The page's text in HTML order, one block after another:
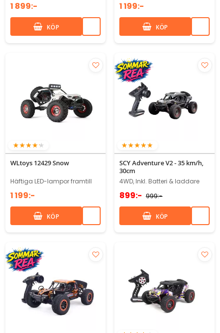
1 899:-
KÖP
1 199:-
KÖP
83%
WLtoys 12429 Snow
Häftiga LED-lampor framtill
1 199:-
KÖP
100%
SCY Adventure V2 - 35 km/h,
30cm
4WD, Inkl. Batteri & laddare
899:- 999:-
KÖP